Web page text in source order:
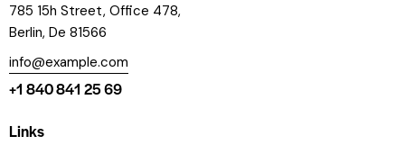
785 15h Street, Office 478,
Berlin, De 81566
info@example.com
+1 840 841 25 69
Links